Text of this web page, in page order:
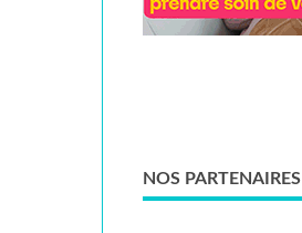
NOS PARTENAIRES